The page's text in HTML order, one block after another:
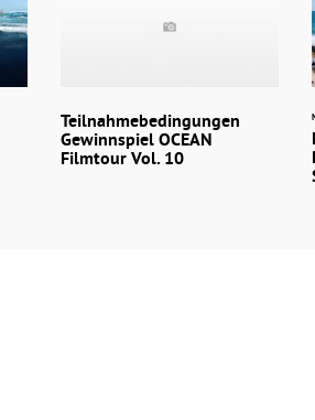
Teilnahmebedingungen
Gewinnspiel OCEAN
Filmtour Vol. 10